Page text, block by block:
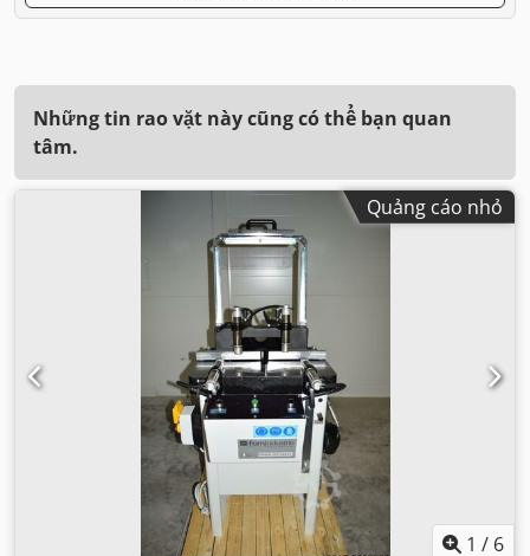
Những tin rao vặt này cũng có thể bạn quan
tâm.
Quảng cáo nhỏ
1 / 6